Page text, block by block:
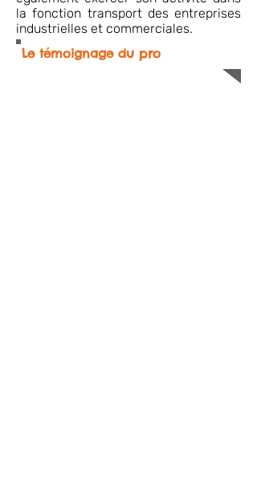
la fonction transport des entreprises
industrielles et commerciales.
Le témoignage du pro